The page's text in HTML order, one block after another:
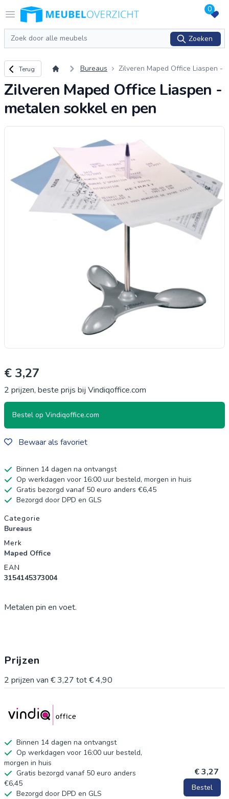
Open menu
Logo Meubeloverzicht.nl 0
Zoeken
Zoeken
Terug naar overzicht
Terug Bureaus
Zilveren Maped Office Liaspen -
Zilveren Maped Office Liaspen -
metalen sokkel en pen
€ 3,27
2 prijzen, beste prijs bij Vindiqoffice.com
Bestel op Vindiqoffice.com
Bewaar als favoriet
Binnen 14 dagen na ontvangst
Op werkdagen voor 16:00 uur besteld, morgen in huis
Gratis bezorgd vanaf 50 euro anders €6,45
Bezorgd door DPD en GLS
Productgegevens
Categorie
Bureaus
Merk
Maped Office
EAN
3154145373004
Metalen pin en voet.
Prijzen
2 prijzen van € 3,27 tot€ 4,90
Binnen 14 dagen na ontvangst
Op werkdagen voor 16:00 uur besteld,
morgen in huis
Gratis bezorgd vanaf 50 euro anders
€6,45
Bezorgd door DPD en GLS
€ 3,27
Bestel